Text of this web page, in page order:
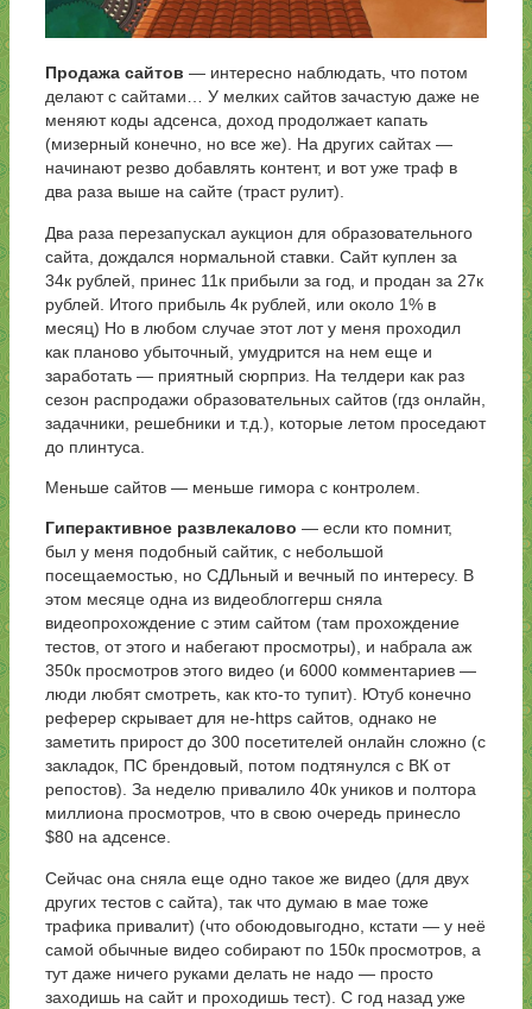
Продажа сайтов — интересно наблюдать, что потом
делают с сайтами… У мелких сайтов зачастую даже не
меняют коды адсенса, доход продолжает капать
(мизерный конечно, но все же). На других сайтах —
начинают резво добавлять контент, и вот уже траф в
два раза выше на сайте (траст рулит).
Два раза перезапускал аукцион для образовательного
сайта, дождался нормальной ставки. Сайт куплен за
34к рублей, принес 11к прибыли за год, и продан за 27к
рублей. Итого прибыль 4к рублей, или около 1% в
месяц) Но в любом случае этот лот у меня проходил
как планово убыточный, умудрится на нем еще и
заработать — приятный сюрприз. На телдери как раз
сезон распродажи образовательных сайтов (гдз онлайн,
задачники, решебники и т.д.), которые летом проседают
до плинтуса.
Меньше сайтов — меньше гимора с контролем.
Гиперактивное развлекалово — если кто помнит,
был у меня подобный сайтик, с небольшой
посещаемостью, но СДЛьный и вечный по интересу. В
этом месяце одна из видеоблоггерш сняла
видеопрохождение с этим сайтом (там прохождение
тестов, от этого и набегают просмотры), и набрала аж
350к просмотров этого видео (и 6000 комментариев —
люди любят смотреть, как кто-то тупит). Ютуб конечно
реферер скрывает для не-https сайтов, однако не
заметить прирост до 300 посетителей онлайн сложно (с
закладок, ПС брендовый, потом подтянулся с ВК от
репостов). За неделю привалило 40к уников и полтора
миллиона просмотров, что в свою очередь принесло
$80 на адсенсе.
Сейчас она сняла еще одно такое же видео (для двух
других тестов с сайта), так что думаю в мае тоже
трафика привалит) (что обоюдовыгодно, кстати — у неё
самой обычные видео собирают по 150к просмотров, а
тут даже ничего руками делать не надо — просто
заходишь на сайт и проходишь тест). С год назад уже